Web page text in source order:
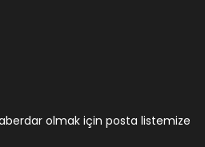
olmak için posta listemize